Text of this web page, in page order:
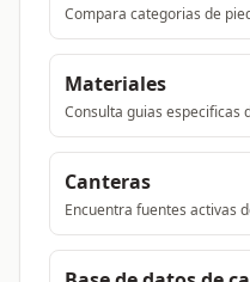
Compara categorias de
Materiales
Consulta guias especificas
Canteras
Encuentra fuentes activas